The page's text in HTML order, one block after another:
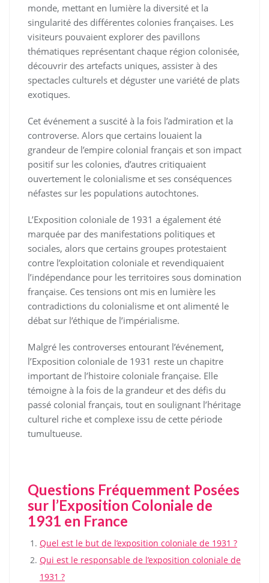
monde, mettant en lumière la diversité et la
singularité des différentes colonies françaises. Les
visiteurs pouvaient explorer des pavillons
thématiques représentant chaque région colonisée,
découvrir des artefacts uniques, assister à des
spectacles culturels et déguster une variété de plats
exotiques.
Cet événement a suscité à la fois l’admiration et la
controverse. Alors que certains louaient la
grandeur de l’empire colonial français et son impact
positif sur les colonies, d’autres critiquaient
ouvertement le colonialisme et ses conséquences
néfastes sur les populations autochtones.
L’Exposition coloniale de 1931 a également été
marquée par des manifestations politiques et
sociales, alors que certains groupes protestaient
contre l’exploitation coloniale et revendiquaient
l’indépendance pour les territoires sous domination
française. Ces tensions ont mis en lumière les
contradictions du colonialisme et ont alimenté le
débat sur l’éthique de l’impérialisme.
Malgré les controverses entourant l’événement,
l’Exposition coloniale de 1931 reste un chapitre
important de l’histoire coloniale française. Elle
témoigne à la fois de la grandeur et des défis du
passé colonial français, tout en soulignant l’héritage
culturel riche et complexe issu de cette période
tumultueuse.
Questions Fréquemment Posées
sur l’Exposition Coloniale de
1931 en France
Quel est le but de l’exposition coloniale de 1931 ?
Qui est le responsable de l’exposition coloniale de
1931 ?